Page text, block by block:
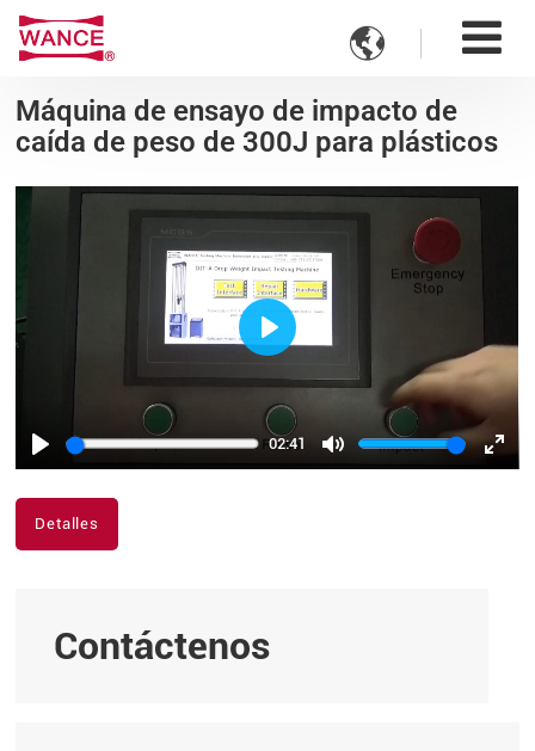

Máquina de ensayo de impacto de
caída de peso de 300J para plásticos
Play
02:41
Mute
Enter
Play
Detalles
Contáctenos